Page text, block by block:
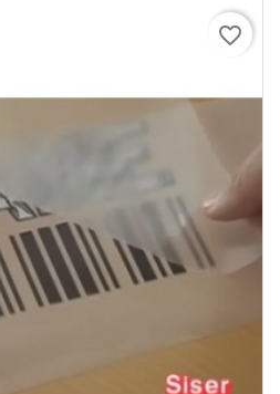
favorite_border